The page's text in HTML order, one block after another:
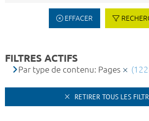
EFFACER
FILTRES ACTIFS
Par type de contenu: Pages
RETIRER TOUS LES